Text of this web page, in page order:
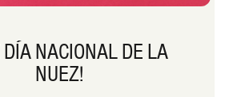
DÍA NACIONAL DE LA
NUEZ!